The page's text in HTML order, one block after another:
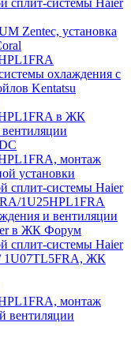
сплит-системы Haier
Zentec, установка
охлаждения с
Kentatsu
в ЖК
монтаж
установки
сплит-системы Haier
1U25HPL1FRA
и вентиляции
в ЖК Форум
сплит-системы Haier
1U07TL5FRA, ЖК
монтаж
вентиляции